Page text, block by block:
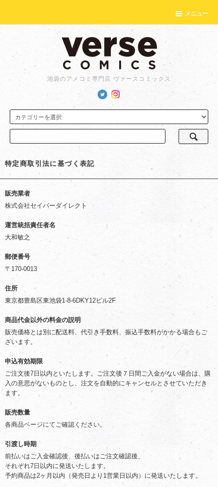
メニュー
池袋のアメコミ専門店 ヴァースコミックス
特定商取引法に基づく表記
販売業者
株式会社セイバーダイレクト
運営統括責任者名
大和敏之
郵便番号
〒170-0013
住所
東京都豊島区東池袋1-8-6DKY12ビル2F
商品代金以外の料金の説明
販売価格とは別に配送料、代引き手数料、振込手数料がかかる場合もご
ざいます。
申込有効期限
ご注文後7日以内といたします。ご注文後７日間ご入金がない場合は、購
入の意思がないものとし、注文を自動的にキャンセルとさせていただき
ます。
販売数量
各商品ページにてご確認ください。
引渡し時期
前払いはご入金確認後、後払いはご注文確認後、
それぞれ7日以内に発送いたします。
予約商品は2ヶ月以内（発売日より1営業日以内）に発送いたします。